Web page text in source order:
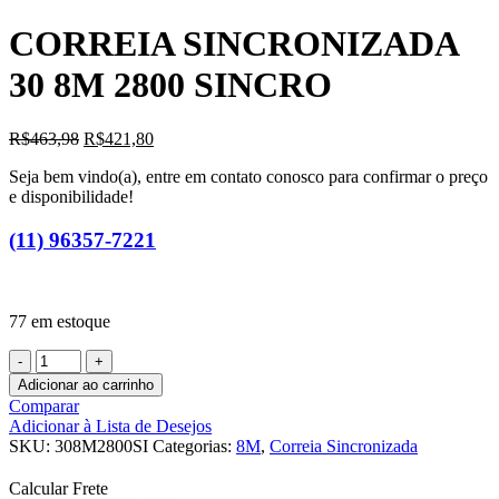
é:
R$421,40.
CORREIA SINCRONIZADA
30 8M 2800 SINCRO
R$463,98 O
original
era:
R$421,80O
atual
Seja bem vindo(a), entre em contato conosco para confirmar o preço
e disponibilidade!
(11) 96357-7221
77 em estoque
CORREIA
SINCRONIZADA
30
8M
2800
SINCRO
quantidade
Adicionar ao carrinho
Comparar
Adicionar à Lista de Desejos
SKU: 308M2800SI Categorias: 8M, Correia Sincronizada
Calcular Frete